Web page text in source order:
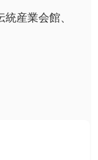
産業会館、